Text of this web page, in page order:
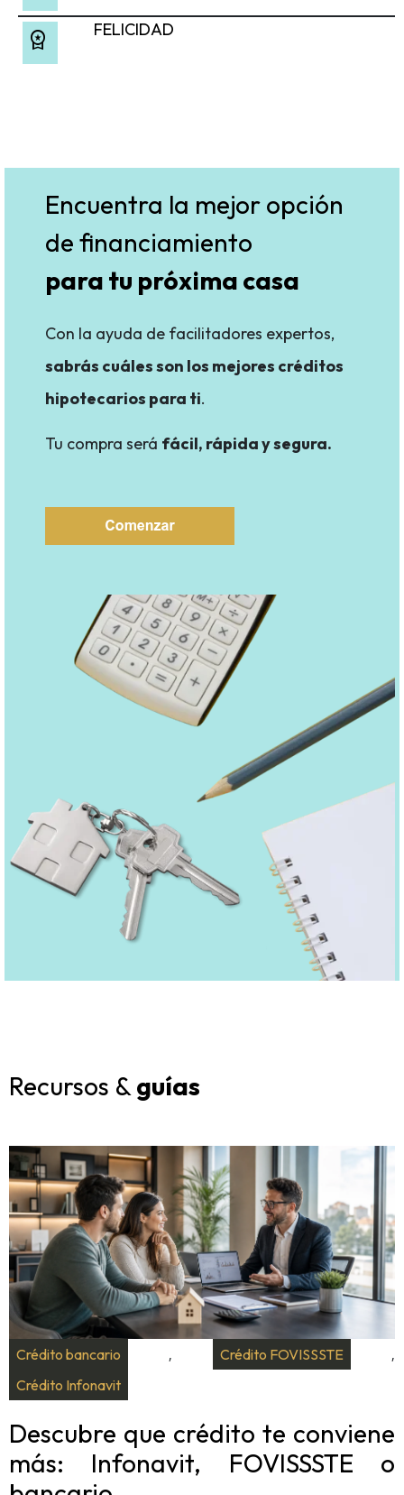
FELICIDAD
workspace_premium
Encuentra la mejor opción
de financiamiento
para tu próxima casa
Con la ayuda de facilitadores expertos,
sabrás cuáles son los mejores créditos
hipotecarios para ti.
Tu compra será fácil, rápida y segura.
Recursos &guías
Crédito bancario , Crédito FOVISSSTE ,
Crédito Infonavit
Descubre que crédito te conviene
más: Infonavit, FOVISSSTE o